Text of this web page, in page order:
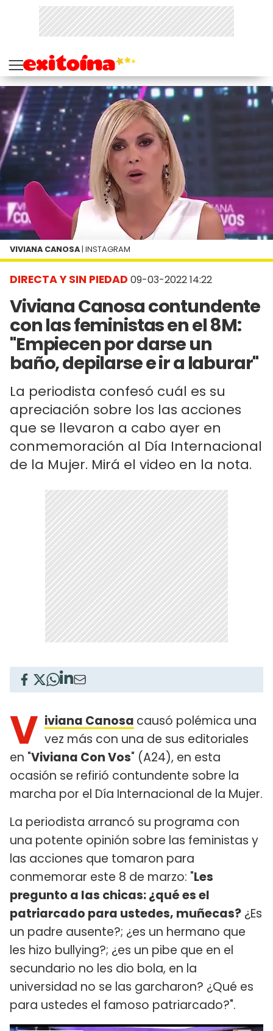
DIRECTA Y SIN PIEDAD 09-03-2022 14:22
Viviana Canosa contundente
con las feministas en el 8M:
"Empiecen por darse un
baño, depilarse e ir a laburar"
La periodista confesó cuál es su
apreciación sobre los las acciones
que se llevaron a cabo ayer en
conmemoración al Día Internacional
de la Mujer. Mirá el video en la nota.
VIVIANA CANOSA | INSTAGRAM
V iviana Canosa causó polémica una
vez más con una de sus editoriales
en "Viviana Con Vos" (A24), en esta
ocasión se refirió contundente sobre la
marcha por el Día Internacional de la Mujer.
La periodista arrancó su programa con
una potente opinión sobre las feministas y
las acciones que tomaron para
conmemorar este 8 de marzo: "Les
pregunto a las chicas: ¿qué es el
patriarcado para ustedes, muñecas? ¿Es
un padre ausente?; ¿es un hermano que
les hizo bullying?; ¿es un pibe que en el
secundario no les dio bola, en la
universidad no se las garcharon? ¿Qué es
para ustedes el famoso patriarcado?".